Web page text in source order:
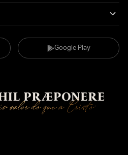
Google Play